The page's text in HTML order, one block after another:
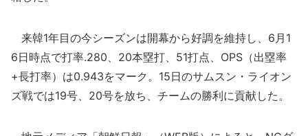
来韓1年目の今シーズンは開幕から好調を維持し、6月1
6日時点で打率.280、20本塁打、51打点、OPS（出塁率
+長打率）は0.943をマーク。15日のサムスン・ライオン
ズ戦では19号、20号を放ち、チームの勝利に貢献した。